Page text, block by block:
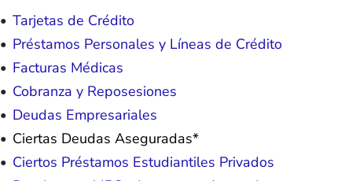
Tarjetas de Crédito
Préstamos Personales y Líneas de Crédito
Facturas Médicas
Cobranza y Reposesiones
Deudas Empresariales
Ciertas Deudas Aseguradas*
Ciertos Préstamos Estudiantiles Privados